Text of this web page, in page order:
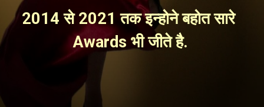
2014 से 2021 तक इन्होने बहोत सारे
Awards भी जीते है.